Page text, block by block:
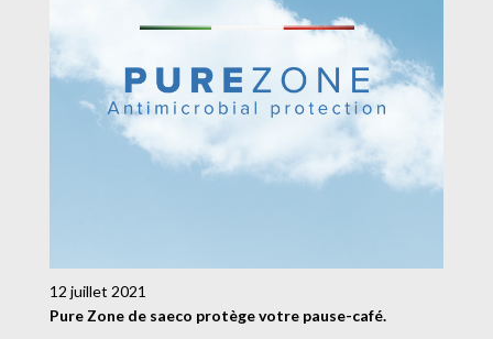
12 juillet 2021
Pure Zone de saeco protège votre pause-café.